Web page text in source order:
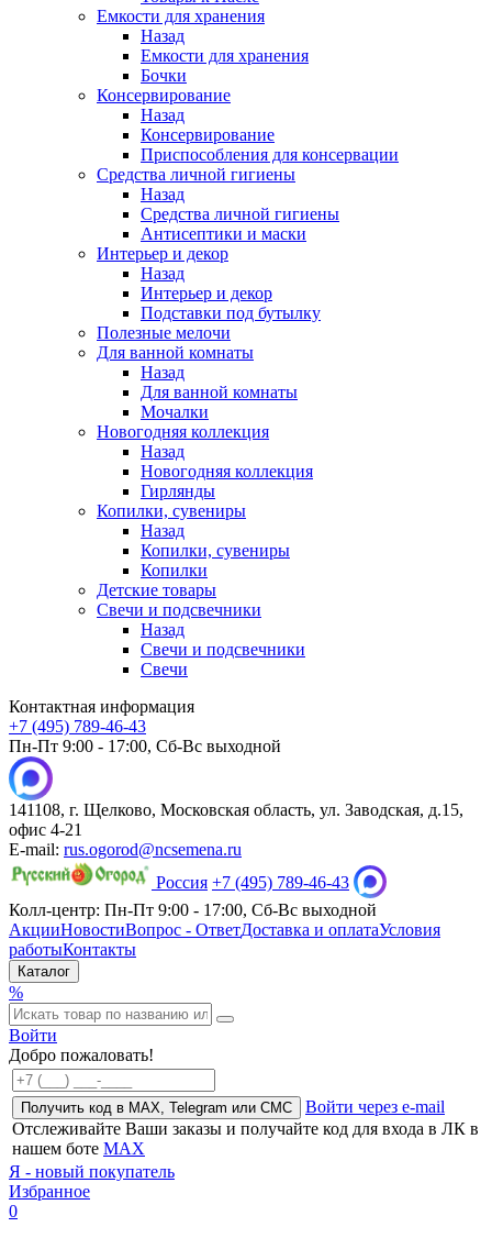
Емкости для хранения
Назад
Емкости для хранения
Бочки
Консервирование
Назад
Консервирование
Приспособления для консервации
Средства личной гигиены
Назад
Средства личной гигиены
Антисептики и маски
Интерьер и декор
Назад
Интерьер и декор
Подставки под бутылку
Полезные мелочи
Для ванной комнаты
Назад
Для ванной комнаты
Мочалки
Новогодняя коллекция
Назад
Новогодняя коллекция
Гирлянды
Копилки, сувениры
Назад
Копилки, сувениры
Копилки
Детские товары
Свечи и подсвечники
Назад
Свечи и подсвечники
Свечи
Контактная информация
+7 (495) 789-46-43
Пн-Пт 9:00 - 17:00, Сб-Вс выходной
141108, г. Щелково, Московская область, ул. Заводская, д.15,
офис 4-21
E-mail: rus.ogorod@ncsemena.ru
Россия +7 (495) 789-46-43
Колл-центр: Пн-Пт 9:00 - 17:00, Сб-Вс выходной
АкцииНовостиВопрос - ОтветДоставка и оплатаУсловия
работыКонтакты
Каталог
%
Войти
Добро пожаловать!
Получить код в MAX, Telegram или СМС
Войти через e-mail
Отслеживайте Ваши заказы и получайте код для входа в ЛК в
нашем боте MAX
Я - новый покупатель
Избранное
0